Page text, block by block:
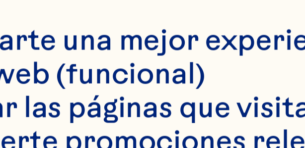
JA, Baer DJ, Khoo
CS. Cranberry
una mejor
(funcional)
las páginas que
promociones